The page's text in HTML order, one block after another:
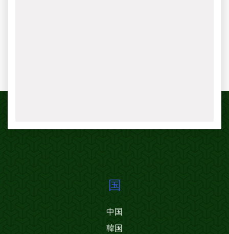
国
中国
韓国